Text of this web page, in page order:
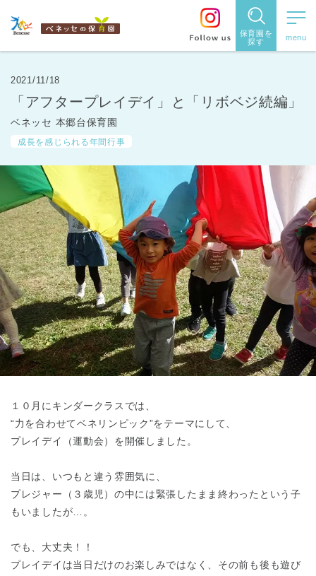
保育園を
探す
保育園を探す
住所・駅
都道府県
から探す
東京都
東京都 全域
2021/11/18
「アフタープレイデイ」と「リボベジ続編」
ベネッセ 本郷台保育園
成長を感じられる年間行事
１０月にキンダークラスでは、
“力を合わせてベネリンピック”をテーマにして、
プレイデイ（運動会）を開催しました。
当日は、いつもと違う雰囲気に、
プレジャー（３歳児）の中には緊張したまま終わったという子
もいましたが…。
でも、大丈夫！！
プレイデイは当日だけのお楽しみではなく、その前も後も遊び